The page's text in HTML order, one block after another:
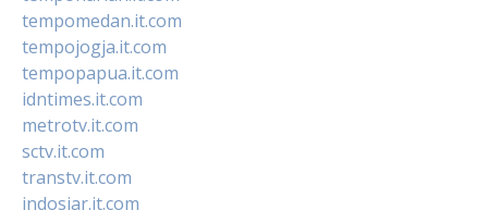
tempomedan.it.com
tempojogja.it.com
tempopapua.it.com
idntimes.it.com
metrotv.it.com
sctv.it.com
transtv.it.com
indosiar.it.com